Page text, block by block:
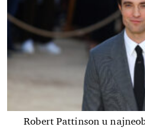
Robert Pattinson u